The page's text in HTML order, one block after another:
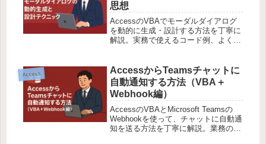
思想
AccessのVBAでモーダルダイアログ
を動的に生成・設計する方法を丁寧に
解説。実務で使えるコード例、よくあ
Access
AccessからTeamsチャットに
自動通知する方法（VBA＋
Webhook編）
AccessのVBAとMicrosoft Teamsの
Webhookを使って、チャットに自動通
知を送る方法を丁寧に解説。業務の見